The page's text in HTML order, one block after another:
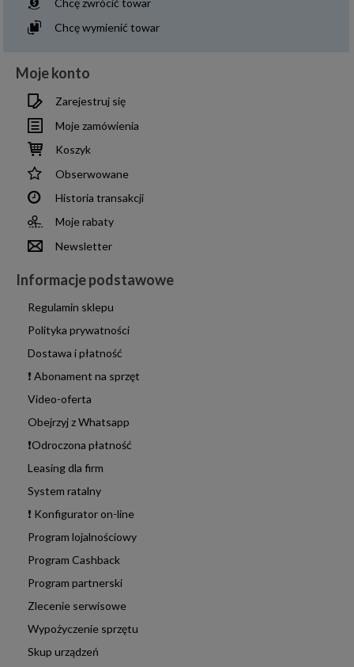
Chcę zwrócić towar
Chcę wymienić towar
Moje konto
Zarejestruj się
Moje zamówienia
Koszyk
Obserwowane
Historia transakcji
Moje rabaty
Newsletter
Informacje podstawowe
Regulamin sklepu
Polityka prywatności
Dostawa i płatność
❗ Abonament na sprzęt
Video-oferta
Obejrzyj z Whatsapp
❗Odroczona płatność
Leasing dla firm
System ratalny
❗ Konfigurator on-line
Program lojalnościowy
Program Cashback
Program partnerski
Zlecenie serwisowe
Wypożyczenie sprzętu
Skup urządzeń